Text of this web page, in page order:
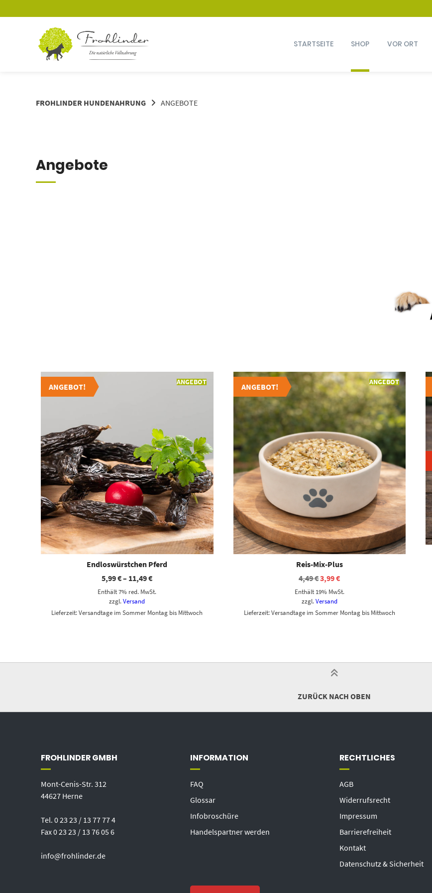
STARTSEITE SHOP VOR ORT
FROHLINDER HUNDENAHRUNG ANGEBOTE
Angebote
ANGEBOT
ANGEBOT!
Endloswürstchen Pferd
5,99€– 11,49€
Enthält 7% red. MwSt.
zzgl.Versand
Lieferzeit: Versandtage im Sommer Montag bis Mittwoch
ANGEBOT
ANGEBOT!
Reis-Mix-Plus
4,49€3,99€
Enthält 19% MwSt.
zzgl.Versand
Lieferzeit: Versandtage im Sommer Montag bis Mittwoch
ZURÜCK NACH OBEN
FROHLINDER GMBH
Mont-Cenis-Str. 312
44627 Herne
Tel. 0 23 23 / 13 77 77 4
Fax 0 23 23 / 13 76 05 6
info@frohlinder.de
INFORMATION
FAQ
Glossar
Infobroschüre
Handelspartner werden
RECHTLICHES
AGB
Widerrufsrecht
Impressum
Barrierefreiheit
Kontakt
Datenschutz & Sicherheit